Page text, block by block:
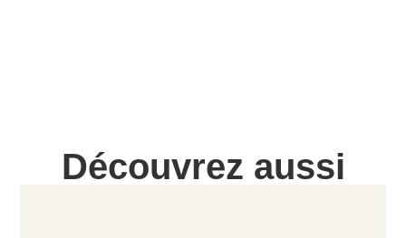
Découvrez aussi